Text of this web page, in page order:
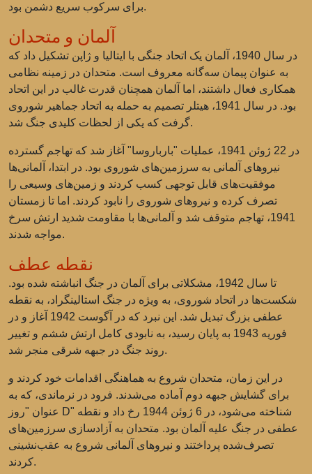
برای سرکوب سریع دشمن بود.
آلمان و متحدان
در سال 1940، آلمان یک اتحاد جنگی با ایتالیا و ژاپن تشکیل داد که
به عنوان پیمان سه‌گانه معروف است. متحدان در زمینه نظامی
همکاری فعال داشتند، اما آلمان همچنان قدرت غالب در این اتحاد
بود. در سال 1941، هیتلر تصمیم به حمله به اتحاد جماهیر شوروی
گرفت که یکی از لحظات کلیدی جنگ شد.
در 22 ژوئن 1941، عملیات "بارباروسا" آغاز شد که تهاجم گسترده
نیروهای آلمانی به سرزمین‌های شوروی بود. در ابتدا، آلمانی‌ها
موفقیت‌های قابل توجهی کسب کردند و زمین‌های وسیعی را
تصرف کرده و نیروهای شوروی را نابود کردند. اما تا زمستان
1941، تهاجم متوقف شد و آلمانی‌ها با مقاومت شدید ارتش سرخ
مواجه شدند.
نقطه عطف
تا سال 1942، مشکلاتی برای آلمان در جنگ انباشته شده بود.
شکست‌ها در اتحاد شوروی، به ویژه در جنگ استالینگراد، به نقطه
عطفی بزرگ تبدیل شد. این نبرد که در آگوست 1942 آغاز و در
فوریه 1943 به پایان رسید، به نابودی کامل ارتش ششم و تغییر
روند جنگ در جبهه شرقی منجر شد.
در این زمان، متحدان شروع به هماهنگی اقدامات خود کردند و
برای گشایش جبهه دوم آماده می‌شدند. فرود در نرماندی، که به
عنوان "روز D" شناخته می‌شود، در 6 ژوئن 1944 رخ داد و نقطه
عطفی در جنگ علیه آلمان بود. متحدان به آزادسازی سرزمین‌های
تصرف‌شده پرداختند و نیروهای آلمانی شروع به عقب‌نشینی
کردند.